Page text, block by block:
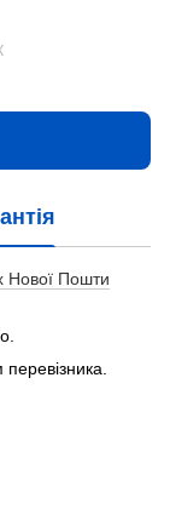
Нової Пошти